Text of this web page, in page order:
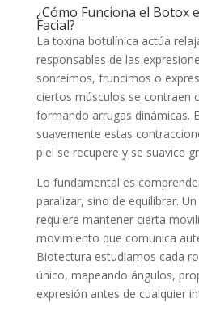
¿Cómo Funciona el Botox
Facial?
La toxina botulínica actúa
responsables de las
sonreímos, fruncimos o
ciertos músculos se contraen
formando arrugas dinámicas.
suavemente estas
piel se recupere y se suavice
Lo fundamental es
paralizar, sino de equilibrar.
requiere mantener cierta
movimiento que comunica
Biotectura estudiamos cada
único, mapeando ángulos,
expresión antes de cualquier